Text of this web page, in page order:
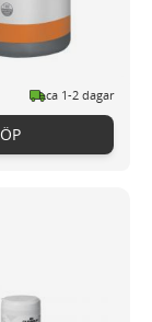
ca 1-2 dagar